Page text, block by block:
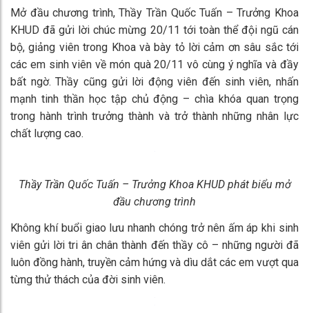
Mở đầu chương trình, Thầy Trần Quốc Tuấn – Trưởng Khoa
KHUD đã gửi lời chúc mừng 20/11 tới toàn thể đội ngũ cán
bộ, giảng viên trong Khoa và bày tỏ lời cảm ơn sâu sắc tới
các em sinh viên về món quà 20/11 vô cùng ý nghĩa và đầy
bất ngờ. Thầy cũng gửi lời động viên đến sinh viên, nhấn
mạnh tinh thần học tập chủ động – chìa khóa quan trọng
trong hành trình trưởng thành và trở thành những nhân lực
chất lượng cao.